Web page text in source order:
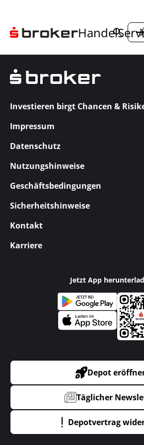
Handel
Investieren birgt Chancen &
Impressum
Datenschutz
Nutzungshinweise
Geschäftsbedingungen
Sicherheitshinweise
Kontakt
Karriere
Jetzt App
Depot
Täglicher
Depotvertrag